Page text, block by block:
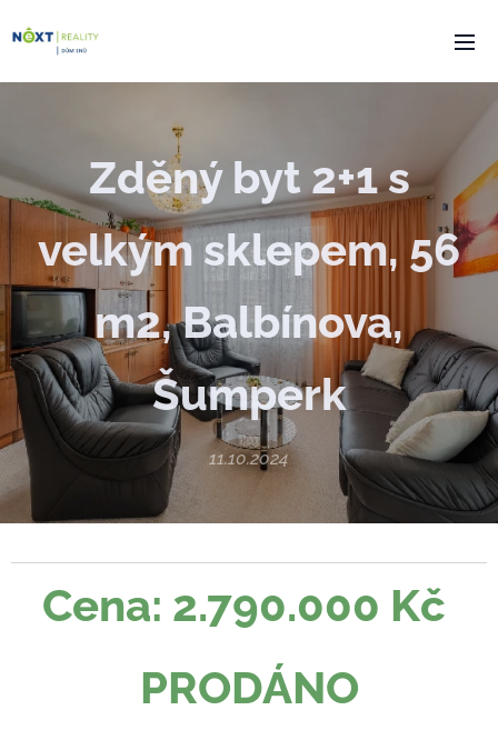
Zděný byt 2+1 s
velkým sklepem, 56
m2, Balbínova,
Šumperk
11.10.2024
Cena: 2.790.000 Kč
PRODÁNO